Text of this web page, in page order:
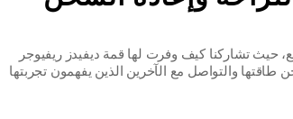
تشاركنا كيف وفرت لها قمة ديفيدز ريفيوجر